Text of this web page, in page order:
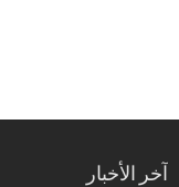
آخر الأخبار